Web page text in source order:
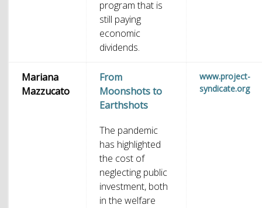
program that is
still paying
economic
dividends.
Mariana
Mazzucato
From
Moonshots to
Earthshots
The pandemic
has highlighted
the cost of
neglecting public
investment, both
in the welfare
www.project-
syndicate.org